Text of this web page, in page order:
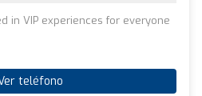
in VIP experiences for everyone
teléfono